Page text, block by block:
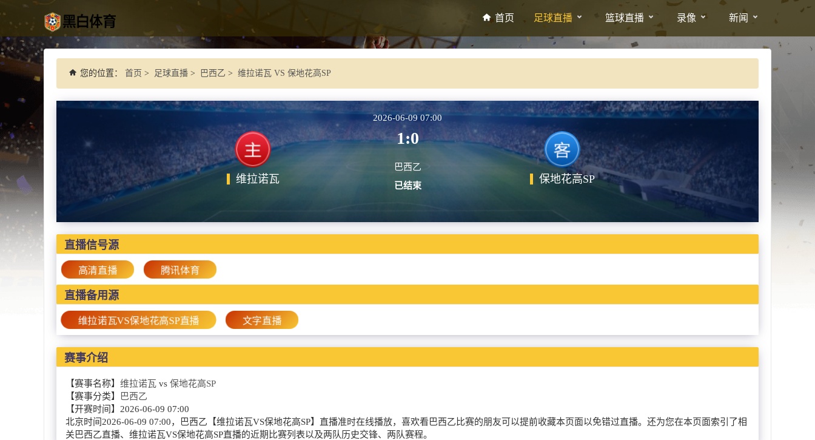
首页 足球直播 篮球直播 录像 新闻
您的位置： 首页 > 足球直播 > 巴西乙 > 维拉诺瓦 VS 保地花高SP
维拉诺瓦
2026-06-09 07:00
1:0
巴西乙
已结束
保地花高SP
直播信号源
高清直播 腾讯体育
直播备用源
维拉诺瓦VS保地花高SP直播 文字直播
赛事介绍
【赛事名称】 维拉诺瓦 vs 保地花高SP
【赛事分类】
巴西乙
【开赛时间】 2026-06-09 07:00
北京时间2026-06-09 07:00，巴西乙【维拉诺瓦VS保地花高SP】直播准时在线播放，喜欢看巴西乙比赛的朋友可以提前收藏本页面以免错过直播。还为您在本页面索引了相
关巴西乙直播、维拉诺瓦VS保地花高SP直播的近期比赛列表以及两队历史交锋、两队赛程。